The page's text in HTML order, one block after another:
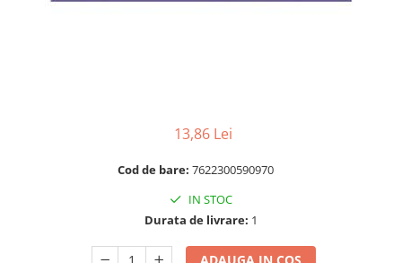
13,86 Lei
Cod de bare: 7622300590970
IN STOC
Durata de livrare: 1